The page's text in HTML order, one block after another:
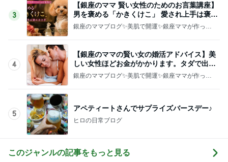
3
【銀座のママ 賢い女性のためのお言葉講座】
男を褒める「かきくけこ」 愛され上手は褒め
方上手
銀座のママブログ✨美肌で開運✨銀座ママが作った
4
【銀座のママの賢い女の婚活アドバイス】美
しい女性ほどお金がかかります。タダで出会
えると思うなよ
銀座のママブログ✨美肌で開運✨銀座ママが作った
5
アペティートさんでサプライズバースデー♪
ヒロの日常ブログ
このジャンルの記事をもっと見る